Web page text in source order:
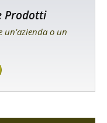
Prodotti
un'azienda o un